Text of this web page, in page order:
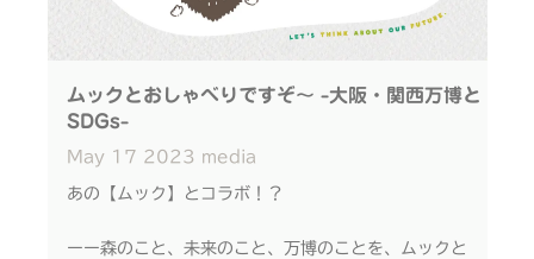
ムックとおしゃべりですぞ～ -大阪・関西万博と
SDGs-
May 17 2023 media
あの【ムック】とコラボ！？
ーー森のこと、未来のこと、万博のことを、ムックと